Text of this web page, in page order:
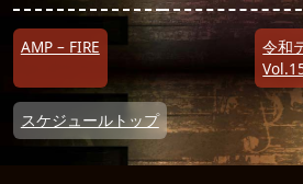
投稿ナビゲーション
AMP – FIRE
令和
スケジュールトップ